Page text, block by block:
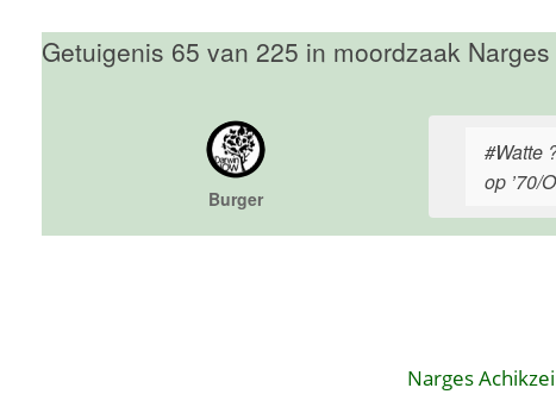
Getuigenis 65 van 225 in moordzaak
Burger
#Watte
op ’70/